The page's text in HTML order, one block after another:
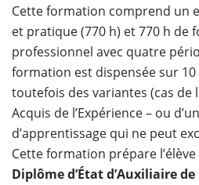
Cette formation comprend un
et pratique (770 h) et 770 h de
professionnel avec quatre
formation est dispensée sur
toutefois des variantes (cas de
Acquis de l’Expérience – ou
d’apprentissage qui ne peut
Cette formation prépare l’élève
Diplôme d’État d’Auxiliaire